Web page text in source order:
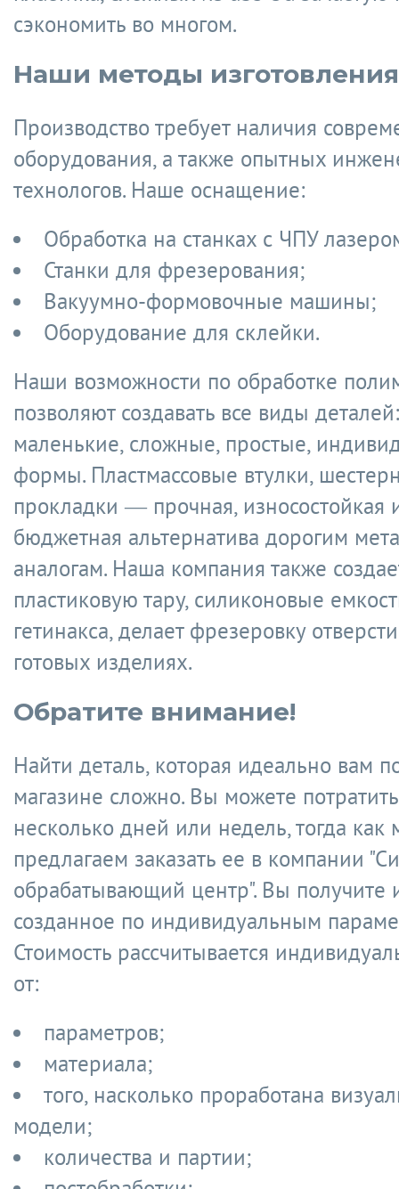
сэкономить во многом.
Наши методы изготовления
Производство требует наличия
оборудования, а также опытных
технологов. Наше оснащение:
Обработка на станках с ЧПУ
Станки для фрезерования;
Вакуумно-формовочные машины;
Оборудование для склейки.
Наши возможности по обработке
позволяют создавать все виды
маленькие, сложные, простые,
формы. Пластмассовые втулки,
прокладки — прочная, износостойкая
бюджетная альтернатива дорогим
аналогам. Наша компания также
пластиковую тару, силиконовые
гетинакса, делает фрезеровку
готовых изделиях.
Обратите внимание!
Найти деталь, которая идеально вам
магазине сложно. Вы можете
несколько дней или недель, тогда как
предлагаем заказать ее в компании
обрабатывающий центр". Вы получите
созданное по индивидуальным
Стоимость рассчитывается
от:
параметров;
материала;
того, насколько проработана
модели;
количества и партии;